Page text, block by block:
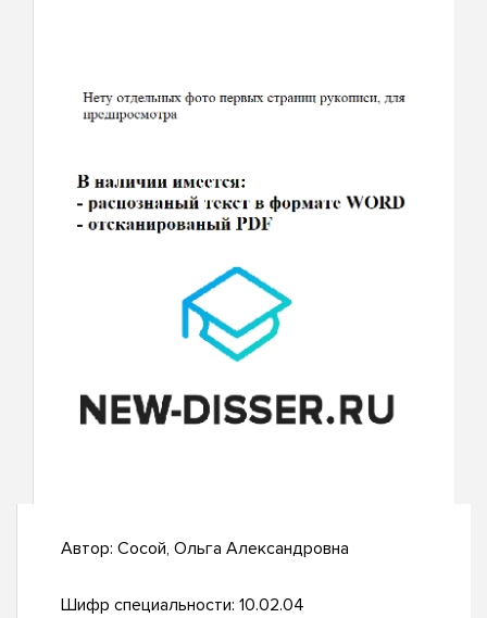
Автор: Сосой, Ольга Александровна
Шифр специальности: 10.02.04